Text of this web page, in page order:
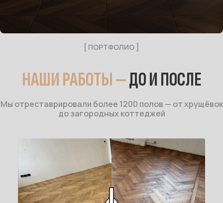
[ ПОРТФОЛИО ]
НАШИ РАБОТЫ —ДО И ПОСЛЕ
Мы отреставрировали более 1200 полов — от хрущёвок
до загородных коттеджей